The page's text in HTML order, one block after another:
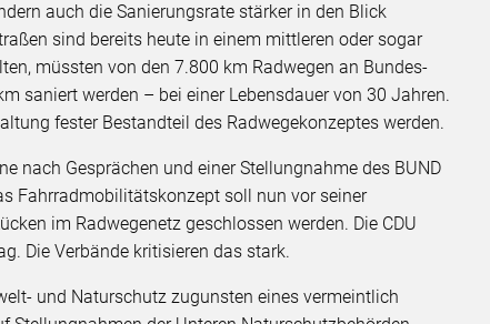
auch die Sanierungsrate stärker in den Blick
sind bereits heute in einem mittleren oder sogar
müssten von den 7.800 km Radwegen an Bundes-
saniert werden – bei einer Lebensdauer von 30 Jahren.
fester Bestandteil des Radwegekonzeptes werden.
nach Gesprächen und einer Stellungnahme des BUND
Fahrradmobilitätskonzept soll nun vor seiner
im Radwegenetz geschlossen werden. Die CDU
Die Verbände kritisieren das stark.
und Naturschutz zugunsten eines vermeintlich